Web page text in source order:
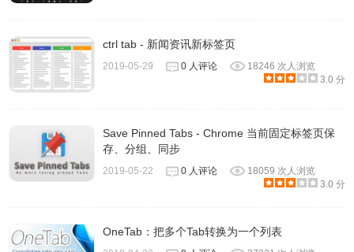
ctrl tab - 新闻资讯新标签页
2019-05-29 0 人评论
18246 次人浏览
3.0 分
Save Pinned Tabs - Chrome 当前固定标签页保
存、分组、同步
2019-05-22 0 人评论
18059 次人浏览
3.0 分
OneTab：把多个Tab转换为一个列表